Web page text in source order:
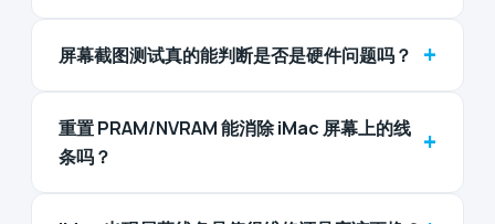
屏幕截图测试真的能判断是否是硬件问题吗？ +
重置 PRAM/NVRAM 能消除 iMac 屏幕上的线
条吗？
+